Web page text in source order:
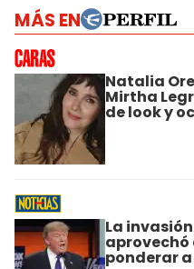
MÁS EN
Natalia
Mirtha
de look y
La
ponderar